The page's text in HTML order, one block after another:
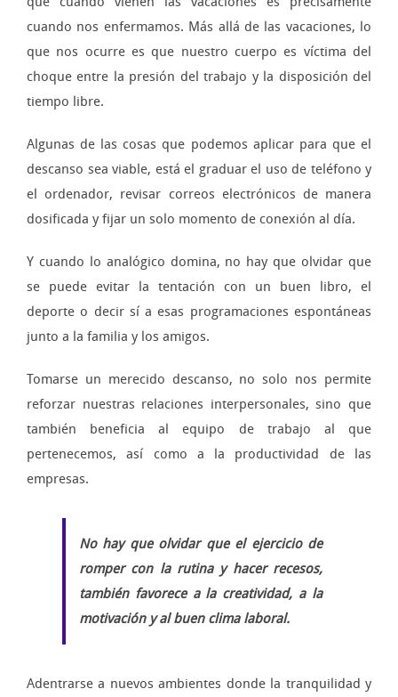
cuando nos enfermamos. Más allá de las vacaciones, lo
que nos ocurre es que nuestro cuerpo es víctima del
choque entre la presión del trabajo y la disposición del
tiempo libre.
Algunas de las cosas que podemos aplicar para que el
descanso sea viable, está el graduar el uso de teléfono y
el ordenador, revisar correos electrónicos de manera
dosificada y fijar un solo momento de conexión al día.
Y cuando lo analógico domina, no hay que olvidar que
se puede evitar la tentación con un buen libro, el
deporte o decir sí a esas programaciones espontáneas
junto a la familia y los amigos.
Tomarse un merecido descanso, no solo nos permite
reforzar nuestras relaciones interpersonales, sino que
también beneficia al equipo de trabajo al que
pertenecemos, así como a la productividad de las
empresas.
No hay que olvidar que el ejercicio de
romper con la rutina y hacer recesos,
también favorece a la creatividad, a la
motivación y al buen clima laboral.
Adentrarse a nuevos ambientes donde la tranquilidad y